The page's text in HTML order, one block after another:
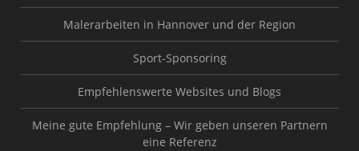
Malerarbeiten in Hannover und der Region
Sport-Sponsoring
Empfehlenswerte Websites und Blogs
Meine gute Empfehlung – Wir geben unseren Partnern
eine Referenz